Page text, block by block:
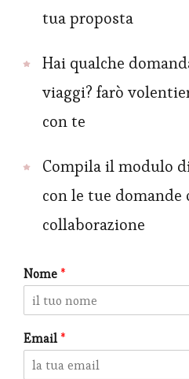
tua proposta
Hai qualche
viaggi? farò
con te
Compila il modulo
con le tue domande
collaborazione
Nome *
Email*